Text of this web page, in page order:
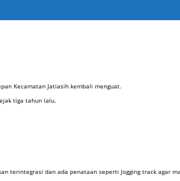
Kecamatan Jatiasih kembali menguat.
tiga tahun lalu.
terintegrasi dan ada penataan seperti Jogging track agar